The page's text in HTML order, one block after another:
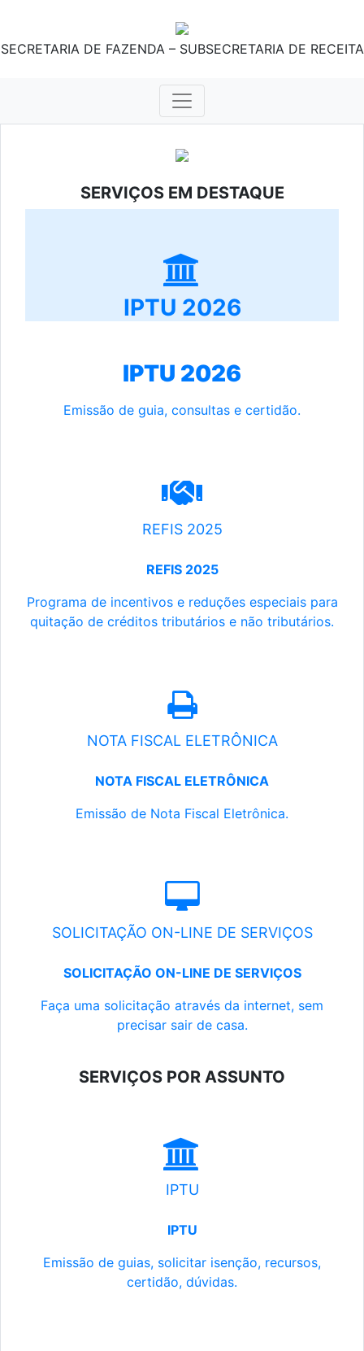
SECRETARIA DE FAZENDA – SUBSECRETARIA DE RECEITA
SERVIÇOS EM DESTAQUE
IPTU 2026
IPTU 2026
Emissão de guia, consultas e certidão.
REFIS 2025
REFIS 2025
Programa de incentivos e reduções especiais para
quitação de créditos tributários e não tributários.
NOTA FISCAL ELETRÔNICA
NOTA FISCAL ELETRÔNICA
Emissão de Nota Fiscal Eletrônica.
SOLICITAÇÃO ON-LINE DE SERVIÇOS
SOLICITAÇÃO ON-LINE DE SERVIÇOS
Faça uma solicitação através da internet, sem
precisar sair de casa.
SERVIÇOS POR ASSUNTO
IPTU
IPTU
Emissão de guias, solicitar isenção, recursos,
certidão, dúvidas.